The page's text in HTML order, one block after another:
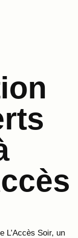
L’Accès Soir, un